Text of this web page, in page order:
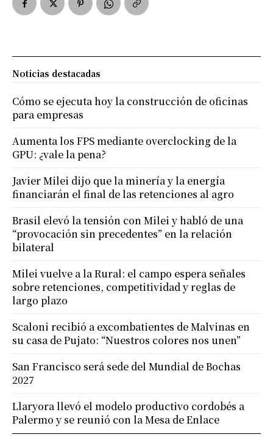
Noticias destacadas
Cómo se ejecuta hoy la construcción de oficinas
para empresas
Aumenta los FPS mediante overclocking de la
GPU: ¿vale la pena?
Javier Milei dijo que la minería y la energía
financiarán el final de las retenciones al agro
Brasil elevó la tensión con Milei y habló de una
“provocación sin precedentes” en la relación
bilateral
Milei vuelve a la Rural: el campo espera señales
sobre retenciones, competitividad y reglas de
largo plazo
Scaloni recibió a excombatientes de Malvinas en
su casa de Pujato: “Nuestros colores nos unen”
San Francisco será sede del Mundial de Bochas
2027
Llaryora llevó el modelo productivo cordobés a
Palermo y se reunió con la Mesa de Enlace